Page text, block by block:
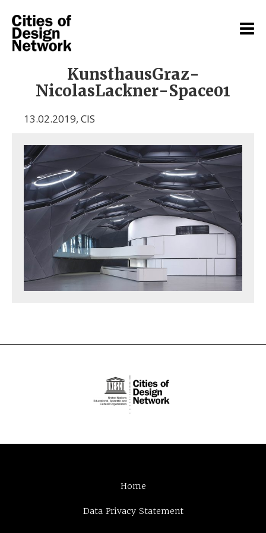
KunsthausGraz-
NicolasLackner-Space01
13.02.2019, CIS
Home
Data Privacy Statement